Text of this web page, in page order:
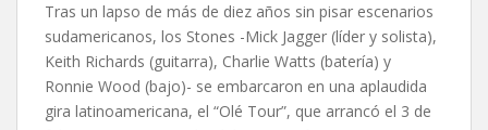
Tras un lapso de más de diez años sin pisar escenarios
sudamericanos, los Stones -Mick Jagger (líder y solista),
Keith Richards (guitarra), Charlie Watts (batería) y
Ronnie Wood (bajo)- se embarcaron en una aplaudida
gira latinoamericana, el “Olé Tour”, que arrancó el 3 de